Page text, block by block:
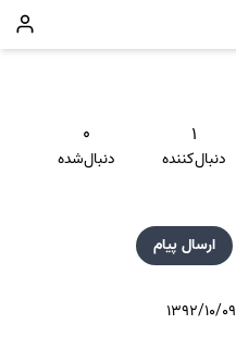
۱
دنبال‌کننده
۰
دنبال‌شده
ارسال پیام
۱۳۹۲/۱۰/۰۹